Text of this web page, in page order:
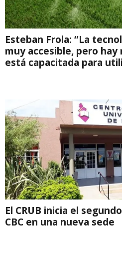
Esteban Frola: “La
muy accesible, pero
está capacitada para
El CRUB inicia el
CBC en una nueva sede